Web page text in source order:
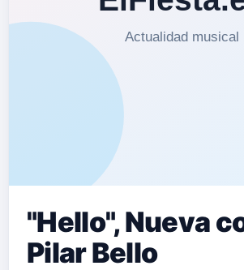
"Hello", Nueva
Pilar Bello